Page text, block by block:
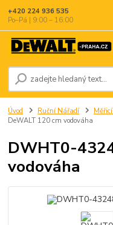
+420 224 936 535
Po–Pá | 9:00 – 16:00
Úvod Ruční Nářadí
DeWALT 120 cm vodováha
DWHT0-
vodováha